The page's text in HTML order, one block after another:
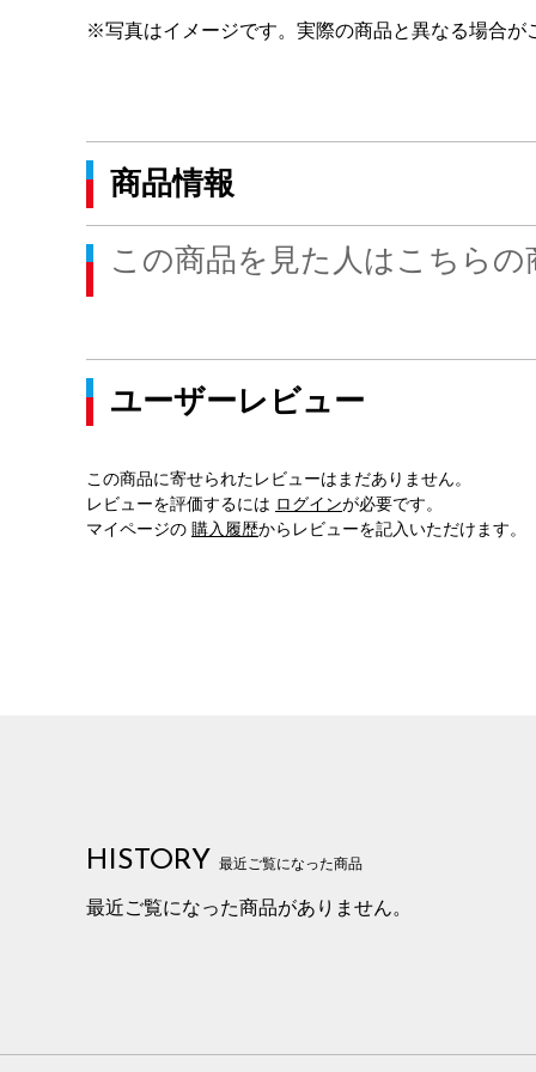
※写真はイメージです。実際の商品と異なる場合が
商品情報
この商品を見た人はこちら
ユーザーレビュー
この商品に寄せられたレビューはまだありません。
レビューを評価するには ログインが必要です。
マイページの 購入履歴からレビューを記入いただけます。
HISTORY 最近ご覧になった商品
最近ご覧になった商品がありません。